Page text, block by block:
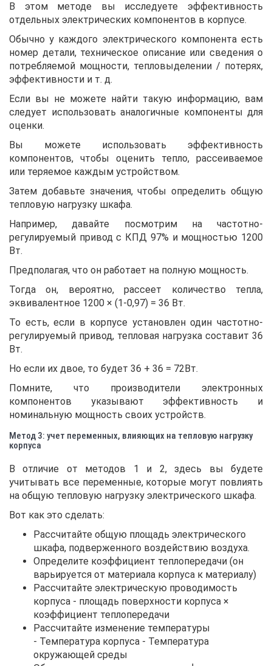
В этом методе вы исследуете эффективность
отдельных электрических компонентов в корпусе.
Обычно у каждого электрического компонента есть
номер детали, техническое описание или сведения о
потребляемой мощности, тепловыделении / потерях,
эффективности и т. д.
Если вы не можете найти такую ​​информацию, вам
следует использовать аналогичные компоненты для
оценки.
Вы можете использовать эффективность
компонентов, чтобы оценить тепло, рассеиваемое
или теряемое каждым устройством.
Затем добавьте значения, чтобы определить общую
тепловую нагрузку шкафа.
Например, давайте посмотрим на частотно-
регулируемый привод с КПД 97% и мощностью 1200
Вт.
Предполагая, что он работает на полную мощность.
Тогда он, вероятно, рассеет количество тепла,
эквивалентное 1200 × (1-0,97) = 36 Вт.
То есть, если в корпусе установлен один частотно-
регулируемый привод, тепловая нагрузка составит 36
Вт.
Но если их двое, то будет 36 + 36 = 72Вт.
Помните, что производители электронных
компонентов указывают эффективность и
номинальную мощность своих устройств.
Метод 3: учет переменных, влияющих на тепловую нагрузку
корпуса
В отличие от методов 1 и 2, здесь вы будете
учитывать все переменные, которые могут повлиять
на общую тепловую нагрузку электрического шкафа.
Вот как это сделать:
Рассчитайте общую площадь электрического
шкафа, подверженного воздействию воздуха.
Определите коэффициент теплопередачи (он
варьируется от материала корпуса к материалу)
Рассчитайте электрическую проводимость
корпуса - площадь поверхности корпуса ×
коэффициент теплопередачи
Рассчитайте изменение температуры
- Температура корпуса - Температура
окружающей среды